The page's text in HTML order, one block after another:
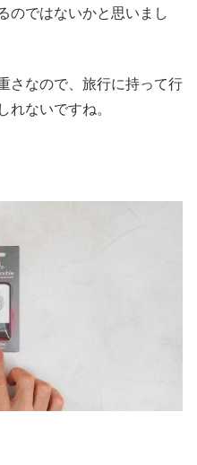
のではないかと思いまし
さなので、旅行に持って行
れないですね。